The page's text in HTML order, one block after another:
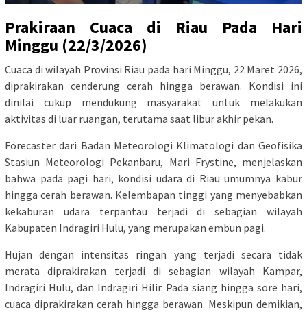
Prakiraan Cuaca di Riau Pada Hari
Minggu (22/3/2026)
Cuaca di wilayah Provinsi Riau pada hari Minggu, 22 Maret 2026,
diprakirakan cenderung cerah hingga berawan. Kondisi ini
dinilai cukup mendukung masyarakat untuk melakukan
aktivitas di luar ruangan, terutama saat libur akhir pekan.
Forecaster dari Badan Meteorologi Klimatologi dan Geofisika
Stasiun Meteorologi Pekanbaru, Mari Frystine, menjelaskan
bahwa pada pagi hari, kondisi udara di Riau umumnya kabur
hingga cerah berawan. Kelembapan tinggi yang menyebabkan
kekaburan udara terpantau terjadi di sebagian wilayah
Kabupaten Indragiri Hulu, yang merupakan embun pagi.
Hujan dengan intensitas ringan yang terjadi secara tidak
merata diprakirakan terjadi di sebagian wilayah Kampar,
Indragiri Hulu, dan Indragiri Hilir. Pada siang hingga sore hari,
cuaca diprakirakan cerah hingga berawan. Meskipun demikian,